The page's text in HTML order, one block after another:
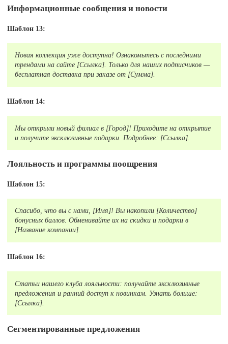
Информационные сообщения и новости
Шаблон 13:
Новая коллекция уже доступна! Ознакомьтесь с последними
трендами на сайте [Ссылка]. Только для наших подписчиков —
бесплатная доставка при заказе от [Сумма].
Шаблон 14:
Мы открыли новый филиал в [Город]! Приходите на открытие
и получите эксклюзивные подарки. Подробнее: [Ссылка].
Лояльность и программы поощрения
Шаблон 15:
Спасибо, что вы с нами, [Имя]! Вы накопили [Количество]
бонусных баллов. Обменивайте их на скидки и подарки в
[Название компании].
Шаблон 16:
Статьи нашего клуба лояльности: получайте эксклюзивные
предложения и ранний доступ к новинкам. Узнать больше:
[Ссылка].
Сегментированные предложения